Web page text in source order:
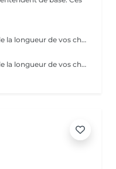
Le tarif final peut varier dépendant de la longueur de vos cheveux ainsi que des soins et produits utilisés.
Le tarif final peut varier dépendant de la longueur de vos cheveux ainsi que des soins et produits utilisés.